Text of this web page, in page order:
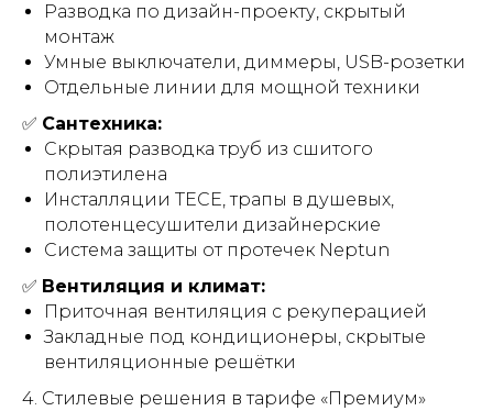
Разводка по дизайн-проекту, скрытый
монтаж
Умные выключатели, диммеры, USB-розетки
Отдельные линии для мощной техники
✅ Сантехника:
Скрытая разводка труб из сшитого
полиэтилена
Инсталляции TECE, трапы в душевых,
полотенцесушители дизайнерские
Система защиты от протечек Neptun
✅ Вентиляция и климат:
Приточная вентиляция с рекуперацией
Закладные под кондиционеры, скрытые
вентиляционные решётки
4. Стилевые решения в тарифе «Премиум»